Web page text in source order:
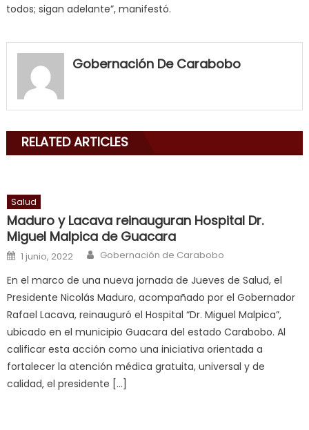
todos; sigan adelante”, manifestó.
my
neighbor
mouth
will
smith
is
cuckold,
nice
milf
in
squirting ,
आपक
न
ह
Gobernación De Carabobo
RELATED ARTICLES
Salud
Maduro y Lacava reinauguran Hospital Dr.
Miguel Malpica de Guacara
Posted on
1 junio, 2022 Author
Gobernación de Carabobo
En el marco de una nueva jornada de Jueves de Salud, el
Presidente Nicolás Maduro, acompañado por el Gobernador
Rafael Lacava, reinauguró el Hospital “Dr. Miguel Malpica”,
ubicado en el municipio Guacara del estado Carabobo. Al
calificar esta acción como una iniciativa orientada a
fortalecer la atención médica gratuita, universal y de
calidad, el presidente […]